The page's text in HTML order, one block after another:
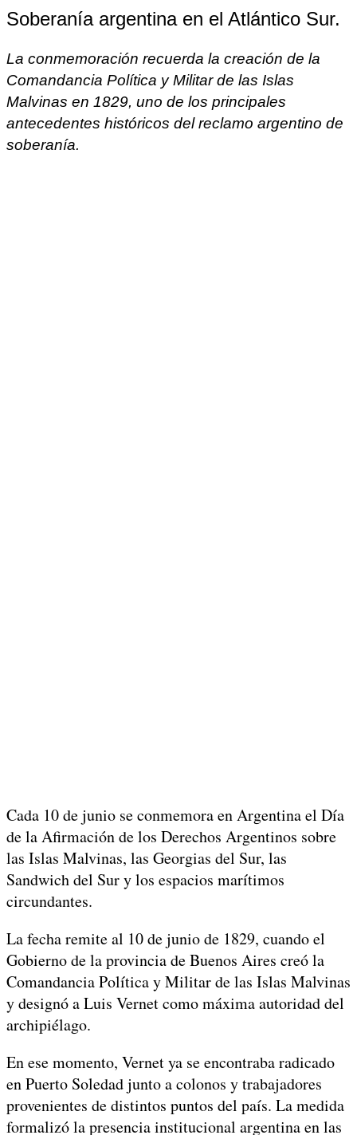
Soberanía argentina en el Atlántico Sur.
La conmemoración recuerda la creación de la
Comandancia Política y Militar de las Islas
Malvinas en 1829, uno de los principales
antecedentes históricos del reclamo argentino de
soberanía.
Cada 10 de junio se conmemora en Argentina el Día
de la Afirmación de los Derechos Argentinos sobre
las Islas Malvinas, las Georgias del Sur, las
Sandwich del Sur y los espacios marítimos
circundantes.
La fecha remite al 10 de junio de 1829, cuando el
Gobierno de la provincia de Buenos Aires creó la
Comandancia Política y Militar de las Islas Malvinas
y designó a Luis Vernet como máxima autoridad del
archipiélago.
En ese momento, Vernet ya se encontraba radicado
en Puerto Soledad junto a colonos y trabajadores
provenientes de distintos puntos del país. La medida
formalizó la presencia institucional argentina en las